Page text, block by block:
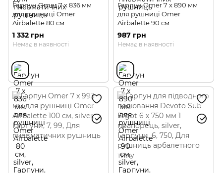
Гарпун Omer 7 x 836 мм
для рушниці Omer
Airbalette 80 см
1 332 грн
Немає в наявності
Гарпун Omer 7 x 890 мм
для рушниці Omer
Airbalette 90 см
987 грн
Немає в наявності